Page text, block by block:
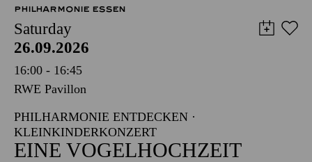
PHILHARMONIE ESSEN
Saturday
26.09.2026
16:00 - 16:45
RWE Pavillon
PHILHARMONIE ENTDECKEN ·
KLEINKINDERKONZERT
EINE VOGELHOCHZEIT